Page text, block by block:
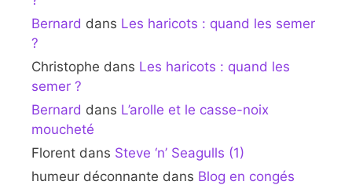
Bernard dans Les haricots : quand les semer
?
Christophe dans Les haricots : quand les
semer ?
Bernard dans L’arolle et le casse-noix
moucheté
Florent dans Steve ‘n’ Seagulls (1)
humeur déconnante dans Blog en congés